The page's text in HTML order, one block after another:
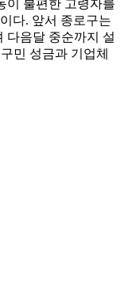
이 불편한 고령자를
다. 앞서 종로구는
다음달 중순까지 설
민 성금과 기업체